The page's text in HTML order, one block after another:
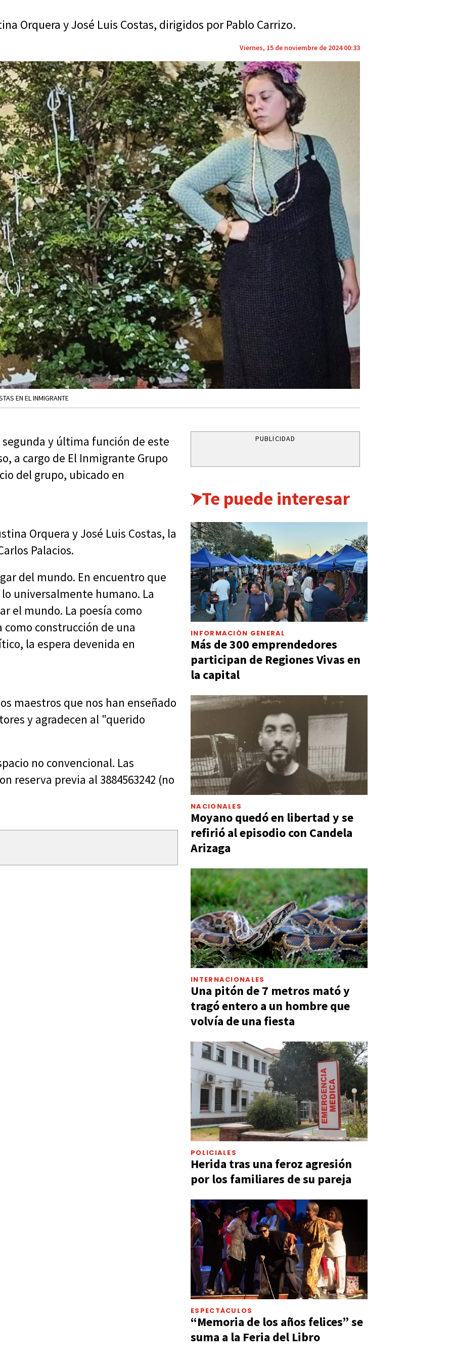
Orquera y José Luis Costas, dirigidos por Pablo Carrizo.
Viernes, 15 de noviembre de 2024 00:33
EN EL INMIGRANTE
y última función de este
a cargo de El Inmigrante Grupo
del grupo, ubicado en
Orquera y José Luis Costas, la
Palacios.
del mundo. En encuentro que
universalmente humano. La
el mundo. La poesía como
construcción de una
la espera devenida en
maestros que nos han enseñado
y agradecen al "querido
no convencional. Las
reserva previa al 3884563242 (no
PUBLICIDAD
Te puede interesar
INFORMACIÓN GENERAL
Más de 300 emprendedores
participan de Regiones Vivas en
la capital
NACIONALES
Moyano quedó en libertad y se
refirió al episodio con Candela
Arizaga
INTERNACIONALES
Una pitón de 7 metros mató y
tragó entero a un hombre que
volvía de una fiesta
POLICIALES
Herida tras una feroz agresión
por los familiares de su pareja
ESPECTÁCULOS
“Memoria de los años felices” se
suma a la Feria del Libro